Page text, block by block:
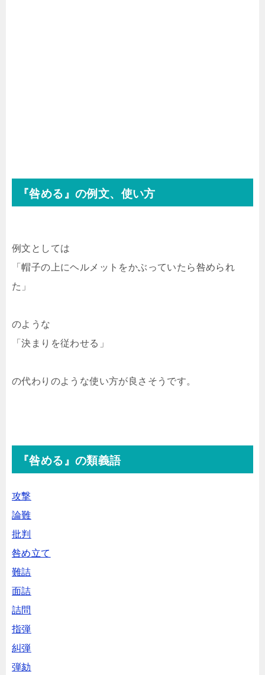
『咎める』の例文、使い方
例文としては
「帽子の上にヘルメットをかぶっていたら咎められ
た」
のような
「決まりを従わせる」
の代わりのような使い方が良さそうです。
『咎める』の類義語
攻撃
論難
批判
咎め立て
難詰
面詰
詰問
指弾
糾弾
弾劾